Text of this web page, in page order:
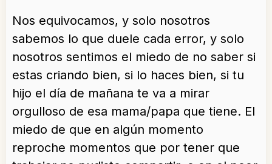
Nos equivocamos, y solo nosotros
sabemos lo que duele cada error, y solo
nosotros sentimos el miedo de no saber si
estas criando bien, si lo haces bien, si tu
hijo el día de mañana te va a mirar
orgulloso de esa mama/papa que tiene. El
miedo de que en algún momento
reproche momentos que por tener que